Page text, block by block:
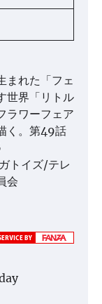
まれた「フェ
世界「リトル
ラワーフェア
く。第49話
トイズ/テレ
会